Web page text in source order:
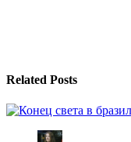
Related Posts